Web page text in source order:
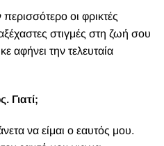
οι φρικτές
στιγμές στη ζωή σου
αφήνει την τελευταία
Γιατί;
να είμαι ο εαυτός μου.